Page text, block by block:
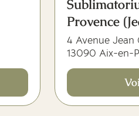
Provence
4 Avenue Jean
13090 Aix-en-